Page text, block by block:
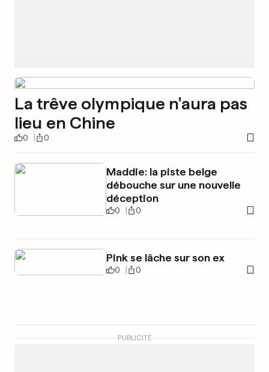
La trêve olympique n'aura pas
lieu en Chine
0 0
Maddie: la piste belge
débouche sur une nouvelle
déception
0 0
Pink se lâche sur son ex
0 0
PUBLICITÉ